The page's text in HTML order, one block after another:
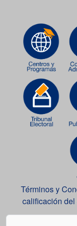
Términos y
calificación
Buscar